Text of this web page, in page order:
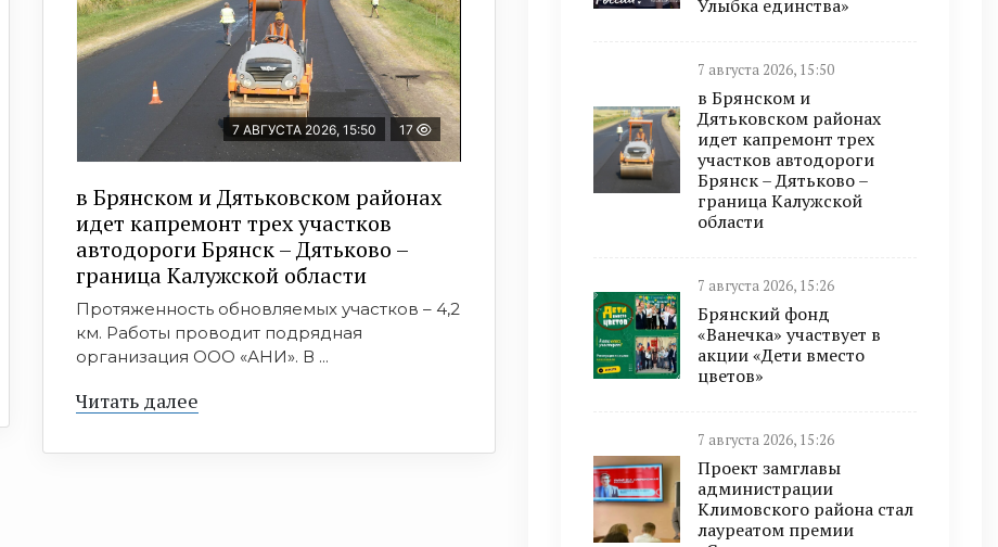
7 АВГУСТА 2026, 15:50 17
в Брянском и Дятьковском районах
идет капремонт трех участков
автодороги Брянск – Дятьково –
граница Калужской области
Протяженность обновляемых участков – 4,2
км. Работы проводит подрядная
организация ООО «АНИ». В ...
Читать далее
Улыбка единства»
7 августа 2026, 15:50
в Брянском и
Дятьковском районах
идет капремонт трех
участков автодороги
Брянск – Дятьково –
граница Калужской
области
7 августа 2026, 15:26
Брянский фонд
«Ванечка» участвует в
акции «Дети вместо
цветов»
7 августа 2026, 15:26
Проект замглавы
администрации
Климовского района стал
лауреатом премии